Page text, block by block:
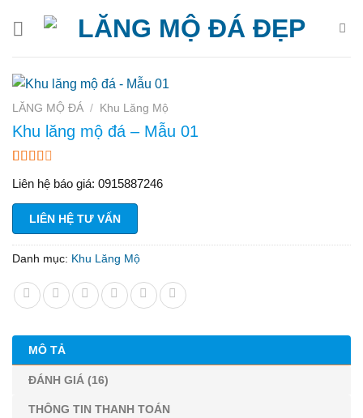
LĂNG MỘ ĐÁ / Khu Lăng Mộ
Khu lăng mộ đá – Mẫu 01
trên 5
dựa
trên
đánh
Liên hệ báo giá: 0915887246
LIÊN HỆ TƯ VẤN
Danh mục: Khu Lăng Mộ
MÔ TẢ
ĐÁNH GIÁ (16)
THÔNG TIN THANH TOÁN